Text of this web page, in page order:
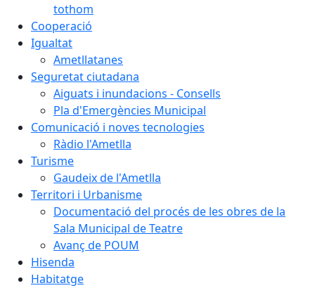
tothom
Cooperació
Igualtat
Ametllatanes
Seguretat ciutadana
Aiguats i inundacions - Consells
Pla d'Emergències Municipal
Comunicació i noves tecnologies
Ràdio l'Ametlla
Turisme
Gaudeix de l'Ametlla
Territori i Urbanisme
Documentació del procés de les obres de la
Sala Municipal de Teatre
Avanç de POUM
Hisenda
Habitatge